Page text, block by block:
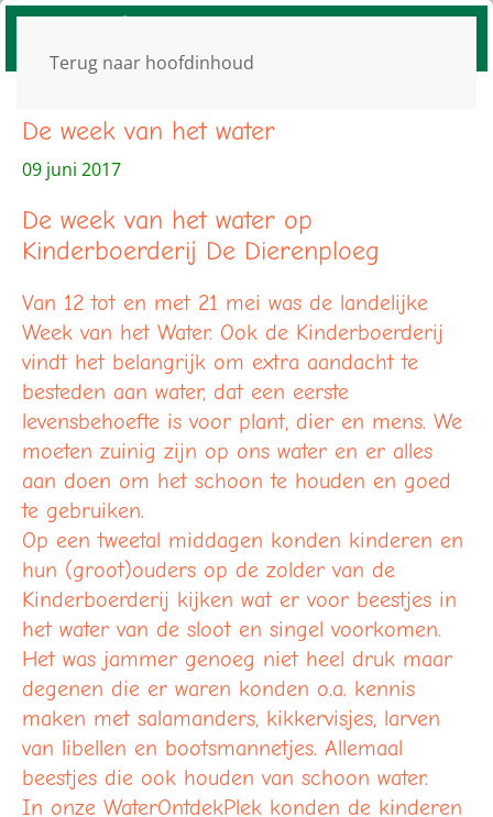
Terug naar hoofdinhoud
De week van het water
09 juni 2017
De week van het water op
Kinderboerderij De Dierenploeg
Van 12 tot en met 21 mei was de landelijke
Week van het Water. Ook de Kinderboerderij
vindt het belangrijk om extra aandacht te
besteden aan water, dat een eerste
levensbehoefte is voor plant, dier en mens. We
moeten zuinig zijn op ons water en er alles
aan doen om het schoon te houden en goed
te gebruiken.
Op een tweetal middagen konden kinderen en
hun (groot)ouders op de zolder van de
Kinderboerderij kijken wat er voor beestjes in
het water van de sloot en singel voorkomen.
Het was jammer genoeg niet heel druk maar
degenen die er waren konden o.a. kennis
maken met salamanders, kikkervisjes, larven
van libellen en bootsmannetjes. Allemaal
beestjes die ook houden van schoon water.
In onze WaterOntdekPlek konden de kinderen